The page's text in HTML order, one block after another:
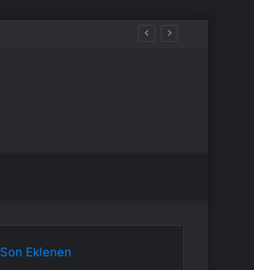
Son Eklenen